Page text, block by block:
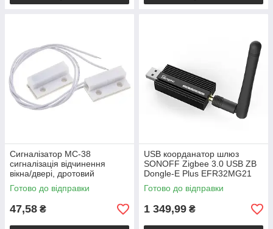
Сигналізатор MC-38
сигналізація відчинення
вікна/двері, дротовий
магнітний вимикач
Готово до відправки
47,58 ₴
USB коорданатор шлюз
SONOFF Zigbee 3.0 USB ZB
Dongle-E Plus EFR32MG21
Home Assistant Zigbee2MQTT
ZHA
Готово до відправки
1 349,99 ₴